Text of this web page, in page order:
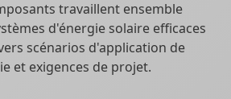
travaillent ensemble
d'énergie solaire efficaces
scénarios d'application de
et exigences de projet.